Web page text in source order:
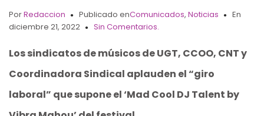
PorRedaccion Publicado enComunicados,Noticias
En
diciembre 21, 2022
Sin Comentarios.
Los sindicatos de músicos de UGT, CCOO, CNT y
Coordinadora Sindical aplauden el “giro
laboral” que supone el ‘Mad Cool DJ Talent by